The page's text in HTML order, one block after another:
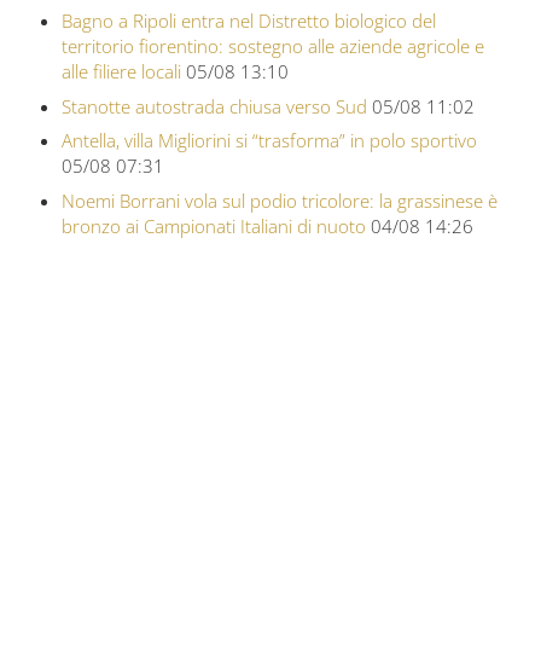
Bagno a Ripoli entra nel Distretto biologico del
territorio fiorentino: sostegno alle aziende agricole e
alle filiere locali 05/08 13:10
Stanotte autostrada chiusa verso Sud 05/08 11:02
Antella, villa Migliorini si “trasforma” in polo sportivo
05/08 07:31
Noemi Borrani vola sul podio tricolore: la grassinese è
bronzo ai Campionati Italiani di nuoto 04/08 14:26